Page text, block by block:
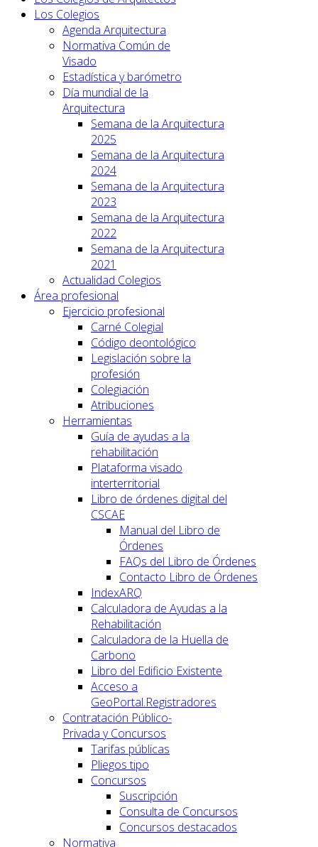
Los Colegios
Agenda Arquitectura
Normativa Común de
Visado
Estadística y barómetro
Día mundial de la
Arquitectura
Semana de la Arquitectura
2025
Semana de la Arquitectura
2024
Semana de la Arquitectura
2023
Semana de la Arquitectura
2022
Semana de la Arquitectura
2021
Actualidad Colegios
Área profesional
Ejercicio profesional
Carné Colegial
Código deontológico
Legislación sobre la
profesión
Colegiación
Atribuciones
Herramientas
Guía de ayudas a la
rehabilitación
Plataforma visado
interterritorial
Libro de órdenes digital del
CSCAE
Manual del Libro de
Órdenes
FAQs del Libro de Órdenes
Contacto Libro de Órdenes
IndexARQ
Calculadora de Ayudas a la
Rehabilitación
Calculadora de la Huella de
Carbono
Libro del Edificio Existente
Acceso a
GeoPortal.Registradores
Contratación Público-
Privada y Concursos
Tarifas públicas
Pliegos tipo
Concursos
Suscripción
Consulta de Concursos
Concursos destacados
Normativa